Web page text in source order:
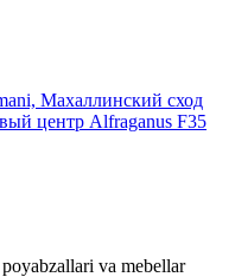
Махаллинский сход
центр Alfraganus F35
va mebellar